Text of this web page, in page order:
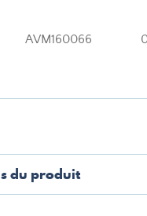
AVM160066
du produit